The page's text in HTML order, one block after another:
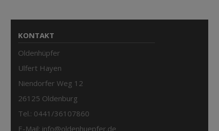
KONTAKT
Oldenhüpfer
Ulfert Hayen
Niendorfer Weg 12
26125 Oldenburg
Tel.: 0441/36107860
E-Mail: info@oldenhuepfer.de